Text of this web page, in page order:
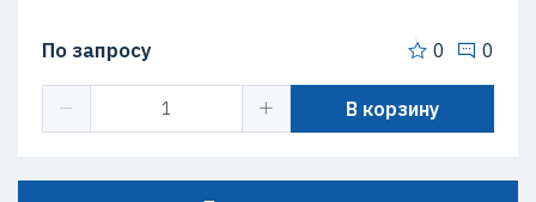
По запросу 0 0
В корзину